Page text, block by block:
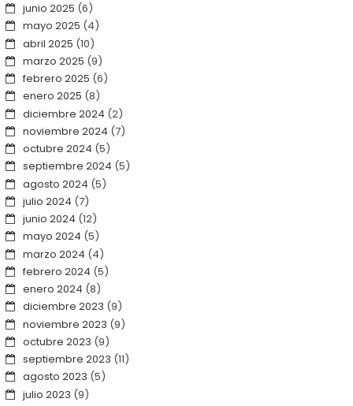
junio 2025 (6)
mayo 2025 (4)
abril 2025 (10)
marzo 2025 (9)
febrero 2025 (6)
enero 2025 (8)
diciembre 2024 (2)
noviembre 2024 (7)
octubre 2024 (5)
septiembre 2024 (5)
agosto 2024 (5)
julio 2024 (7)
junio 2024 (12)
mayo 2024 (5)
marzo 2024 (4)
febrero 2024 (5)
enero 2024 (8)
diciembre 2023 (9)
noviembre 2023 (9)
octubre 2023 (9)
septiembre 2023 (11)
agosto 2023 (5)
julio 2023 (9)